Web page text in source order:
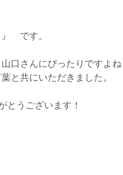
　です。
口さんにぴったりですよ
と共にいただきました。
とうございます！